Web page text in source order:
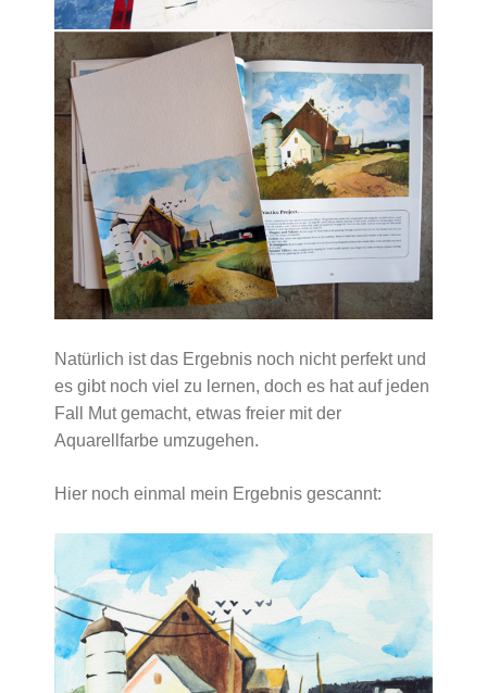
Natürlich ist das Ergebnis noch nicht perfekt und
es gibt noch viel zu lernen, doch es hat auf jeden
Fall Mut gemacht, etwas freier mit der
Aquarellfarbe umzugehen.
Hier noch einmal mein Ergebnis gescannt: